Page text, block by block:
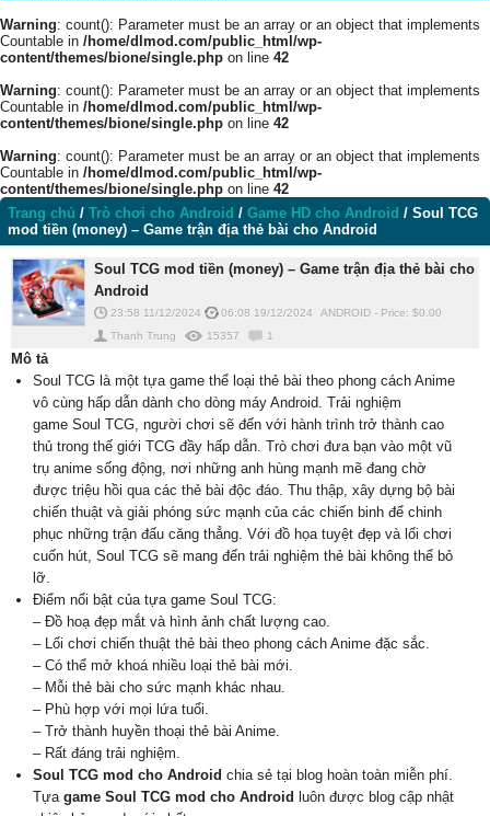
Warning: count(): Parameter must be an array or an object that implements
Countable in /home/dlmod.com/public_html/wp-
content/themes/bione/single.php on line 42
Warning: count(): Parameter must be an array or an object that implements
Countable in /home/dlmod.com/public_html/wp-
content/themes/bione/single.php on line 42
Warning: count(): Parameter must be an array or an object that implements
Countable in /home/dlmod.com/public_html/wp-
content/themes/bione/single.php on line 42
Trang chủ / Trò chơi cho Android / Game HD cho Android / Soul TCG
mod tiền (money) – Game trận địa thẻ bài cho Android
Soul TCG mod tiền (money) – Game trận địa thẻ bài cho
Android
23:58 11/12/2024 06:08 19/12/2024 ANDROID - Price: $0.00
Thanh Trung
15357 1
Mô tả
Soul TCG là một tựa game thể loại thẻ bài theo phong cách Anime
vô cùng hấp dẫn dành cho dòng máy Android. Trải nghiệm
game Soul TCG, người chơi sẽ đến với hành trình trở thành cao
thủ trong thế giới TCG đầy hấp dẫn. Trò chơi đưa bạn vào một vũ
trụ anime sống động, nơi những anh hùng mạnh mẽ đang chờ
được triệu hồi qua các thẻ bài độc đáo. Thu thập, xây dựng bộ bài
chiến thuật và giải phóng sức mạnh của các chiến binh để chinh
phục những trận đấu căng thẳng. Với đồ họa tuyệt đẹp và lối chơi
cuốn hút, Soul TCG sẽ mang đến trải nghiệm thẻ bài không thể bỏ
lỡ.
Điểm nổi bật của tựa game Soul TCG:
– Đồ hoạ đẹp mắt và hình ảnh chất lượng cao.
– Lối chơi chiến thuật thẻ bài theo phong cách Anime đặc sắc.
– Có thể mở khoá nhiều loại thẻ bài mới.
– Mỗi thẻ bài cho sức mạnh khác nhau.
– Phù hợp với mọi lứa tuổi.
– Trở thành huyền thoại thẻ bài Anime.
– Rất đáng trải nghiệm.
Soul TCG mod cho Android chia sẻ tại blog hoàn toàn miễn phí.
Tựa game Soul TCG mod cho Android luôn được blog cập nhật